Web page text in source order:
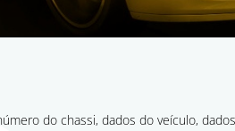
do chassi, dados do veículo,